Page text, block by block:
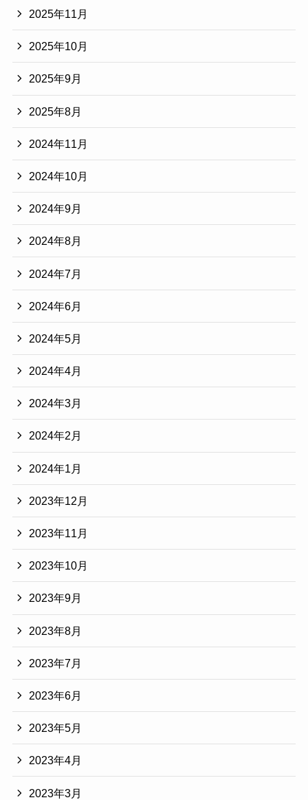
2025年11月
2025年10月
2025年9月
2025年8月
2024年11月
2024年10月
2024年9月
2024年8月
2024年7月
2024年6月
2024年5月
2024年4月
2024年3月
2024年2月
2024年1月
2023年12月
2023年11月
2023年10月
2023年9月
2023年8月
2023年7月
2023年6月
2023年5月
2023年4月
2023年3月